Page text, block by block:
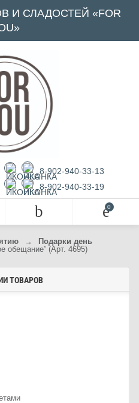
И СЛАДОСТЕЙ «FOR
8-902-940-33-13
8-902-940-33-19
→ Подарки день
обещание” (Арт. 4695)
ТОВАРОВ